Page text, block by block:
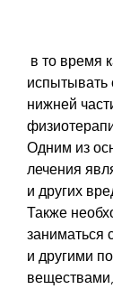
испытывать
нижней
Одним из
лечения
и других
Также
заниматься
и другими